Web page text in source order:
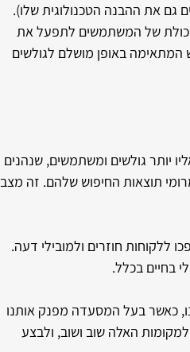
גם את ההבנה הטכנולוגית שלו).
של המשתמשים לתפעל את
באופן מושלם לגולשים
יותר גולשים ומשתמשים, שנהנים
תוצאות החיפוש שלהם. זה מצב
ללקוחות חוזרים ולמובילי דעה.
בחיים בכלל.
כאשר בעל המסעדה מפנק אותנו
למקומות האלה שוב ושוב, ולבצע